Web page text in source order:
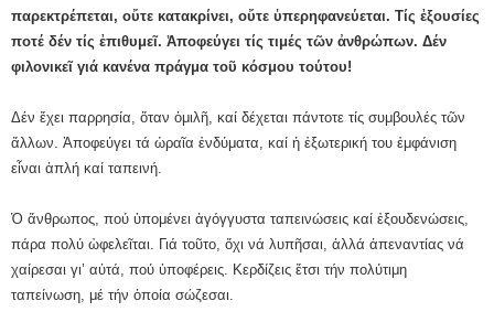
παρεκτρέπεται, οὔτε κατακρίνει, οὔτε ὑπερηφανεύεται. Τίς ἐξουσίες
ποτέ δέν τίς ἐπιθυμεῖ. Ἀποφεύγει τίς τιμές τῶν ἀνθρώπων. Δέν
φιλονικεῖ γιά κανένα πράγμα τοῦ κόσμου τούτου!
Δέν ἔχει παρρησία, ὅταν ὁμιλῆ, καί δέχεται πάντοτε τίς συμβουλές τῶν
ἄλλων. Ἀποφεύγει τά ὡραῖα ἐνδύματα, καί ἡ ἐξωτερική του ἐμφάνιση
εἶναι ἁπλή καί ταπεινή.
Ὁ ἄνθρωπος, πού ὑπομένει ἀγόγγυστα ταπεινώσεις καί ἐξουδενώσεις,
πάρα πολύ ὠφελεῖται. Γιά τοῦτο, ὄχι νά λυπῆσαι, ἀλλά ἀπεναντίας νά
χαίρεσαι γι’ αὐτά, πού ὑποφέρεις. Κερδίζεις ἔτσι τήν πολύτιμη
ταπείνωση, μέ τήν ὁποία σώζεσαι.